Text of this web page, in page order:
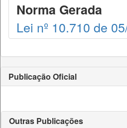
Norma Gerada
Lei nº 10.710 de
Publicação Oficial
Outras Publicações